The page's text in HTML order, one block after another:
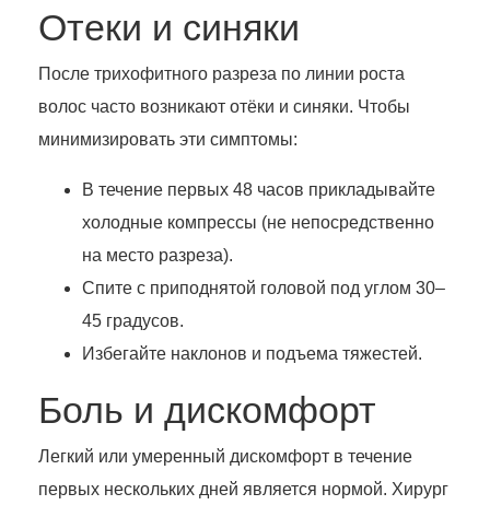
Отеки и синяки
После трихофитного разреза по линии роста
волос часто возникают отёки и синяки. Чтобы
минимизировать эти симптомы:
В течение первых 48 часов прикладывайте
холодные компрессы (не непосредственно
на место разреза).
Спите с приподнятой головой под углом 30–
45 градусов.
Избегайте наклонов и подъема тяжестей.
Боль и дискомфорт
Легкий или умеренный дискомфорт в течение
первых нескольких дней является нормой. Хирург